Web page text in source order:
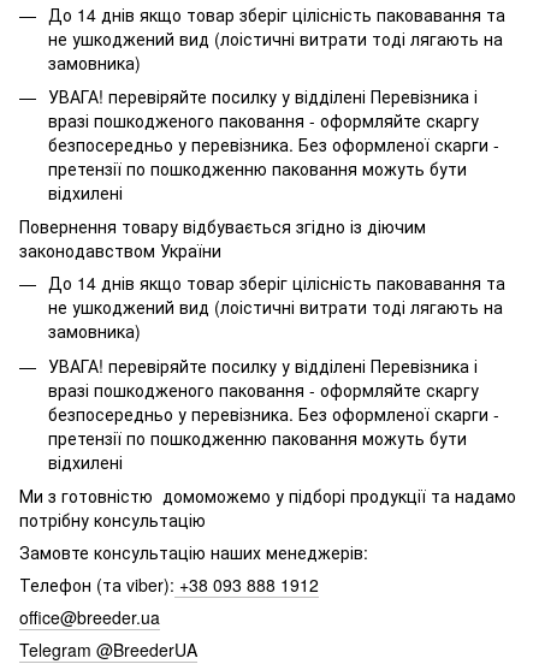
До 14 днів якщо товар зберіг цілісність паковавання та
не ушкоджений вид (лоістичні витрати тоді лягають на
замовника)
УВАГА! перевіряйте посилку у відділені Перевізника і
вразі пошкодженого паковання - оформляйте скаргу
безпосередньо у перевізника. Без оформленої скарги -
претензії по пошкодженню паковання можуть бути
відхилені
Повернення товару відбувається згідно із діючим
законодавством України
До 14 днів якщо товар зберіг цілісність паковавання та
не ушкоджений вид (лоістичні витрати тоді лягають на
замовника)
УВАГА! перевіряйте посилку у відділені Перевізника і
вразі пошкодженого паковання - оформляйте скаргу
безпосередньо у перевізника. Без оформленої скарги -
претензії по пошкодженню паковання можуть бути
відхилені
Ми з готовністю домоможемо у підборі продукції та надамо
потрібну консультацію
Замовте консультацію наших менеджерів:
Телефон (та viber): +38 093 888 1912
office@breeder.ua
Telegram @BreederUA